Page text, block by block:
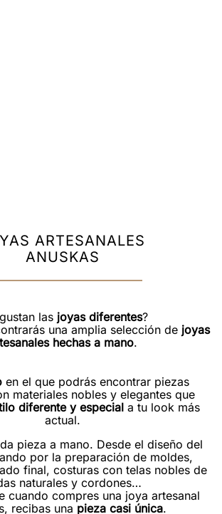
ARTESANALES
ANUSKAS
las joyas diferentes?
una amplia selección de joyas
hechas a mano.
en el que podrás encontrar piezas
materiales nobles y elegantes que
diferente y especial a tu look más
actual.
pieza a mano. Desde el diseño del
por la preparación de moldes,
final, costuras con telas nobles de
naturales y cordones…
cuando compres una joya artesanal
recibas una pieza casi única.